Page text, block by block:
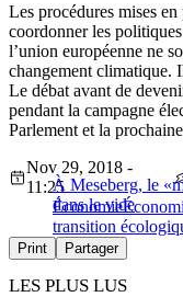
Les procédures mises
coordonner les
l’union européenne ne
changement climatique.
Le débat avant de
pendant la campagne
Parlement et la
À Meseberg, le
dans le vide
Nov 29, 2018 -
11:25
Économie
transition
Print Partager
LES PLUS LUS